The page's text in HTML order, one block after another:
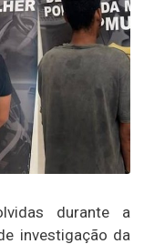
durante a
investigação da